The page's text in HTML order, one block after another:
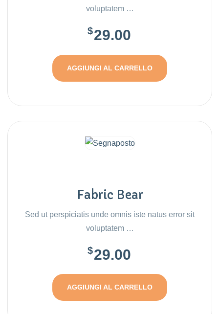
voluptatem …
$29.00
AGGIUNGI AL CARRELLO
Fabric Bear
Sed ut perspiciatis unde omnis iste natus error sit
voluptatem …
$29.00
AGGIUNGI AL CARRELLO